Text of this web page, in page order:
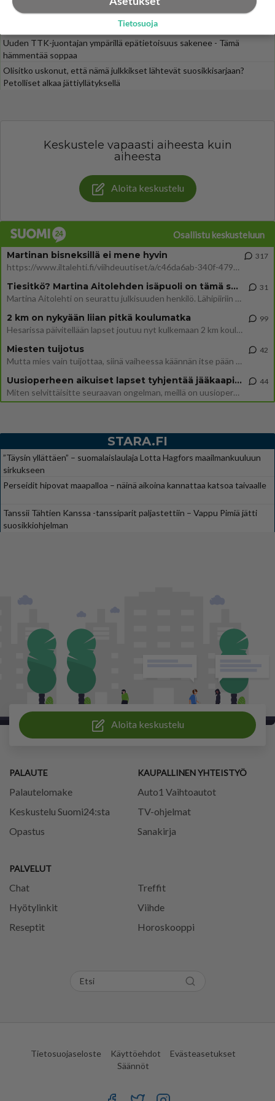
Muistatko? Kädestä suuhun elävä Satu sai jättimäisen rahasalkun
Uuden TTK-juontajan ympärillä epätietoisuus sakenee - Tämä
hämmentää soppaa
Olisitko uskonut, että nämä julkkikset lähtevät suosikkisarjaan?
Petolliset alkaa jättiyllätyksellä
Keskustele vapaasti aiheesta kuin
aiheesta
Aloita keskustelu
Osallistu keskusteluun
Martinan bisneksillä ei mene hyvin
https://www.iltalehti.fi/viihdeuutiset/a/c46da6ab-340f-4790-aaa7-0865eed2336 Yrityksen konkurssihakemus on tullut kärä
317
Tiesitkö? Martina Aitolehden isäpuoli on tämä suosittu laulaja
Martina Aitolehti on seurattu julkisuuden henkilö. Lähipiiriin mahtuu muitakin tunnettuja henkilöitä. Tiesitkö, että Ma
31
2 km on nykyään liian pitkä koulumatka
Hesarissa päivitellään lapset joutuu nyt kulkemaan 2 km kouluun jösses. Ruostefillarilla tuo matka menee vaikka miten äk
99
Miesten tuijotus
Mutta mies vain tuijottaa, siinä vaiheessa käännän itse pään pois. Mikä juttu? Yleensä jos joku tuijottaa tai katsoo, hä
42
Uusioperheen aikuiset lapset tyhjentää jääkaapin käydessään
Miten selvittäisitte seuraavan ongelman, meillä on uusioperhe, minulla teini-ikäiset lapset ja puolisolla aikuiset, jotk
44
STARA.FI
”Täysin yllättäen” – suomalaislaulaja Lotta Hagfors maailmankuuluun
sirkukseen
Perseidit hipovat maapalloa – näinä aikoina kannattaa katsoa taivaalle
Tanssii Tähtien Kanssa -tanssiparit paljastettiin – Vappu Pimiä jätti
suosikkiohjelman
Aloita keskustelu
PALAUTE
Palautelomake
Keskustelu Suomi24:sta
Opastus
PALVELUT
Chat
Treffit
Hyötylinkit
Viihde
Reseptit
Horoskooppi
KAUPALLINEN YHTEISTYÖ
Auto1 Vaihtoautot
TV-ohjelmat
Sanakirja
Tietosuojaseloste Käyttöehdot
Evästeasetukset
Säännöt
Tietosuoja